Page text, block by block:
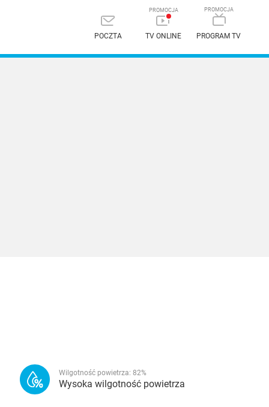
POCZTA TV ONLINE PROGRAM TV
Wilgotność powietrza: 82%
Wysoka wilgotność powietrza